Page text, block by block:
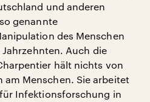
und anderen
genannte
des Menschen
Auch die
hält nichts von
Menschen. Sie arbeitet
Infektionsforschung in